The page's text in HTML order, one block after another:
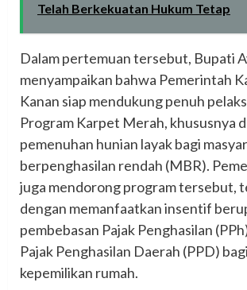
Telah Berkekuatan Hukum Tetap
Dalam pertemuan tersebut, Bupati
menyampaikan bahwa Pemerintah
Kanan siap mendukung penuh
Program Karpet Merah, khususnya
pemenuhan hunian layak bagi
berpenghasilan rendah (MBR).
juga mendorong program tersebut,
dengan memanfaatkan insentif
pembebasan Pajak Penghasilan
Pajak Penghasilan Daerah (PPD)
kepemilikan rumah.